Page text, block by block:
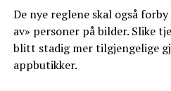
De nye reglene skal også
av» personer på bilder. Slike
blitt stadig mer tilgjengelige
appbutikker.